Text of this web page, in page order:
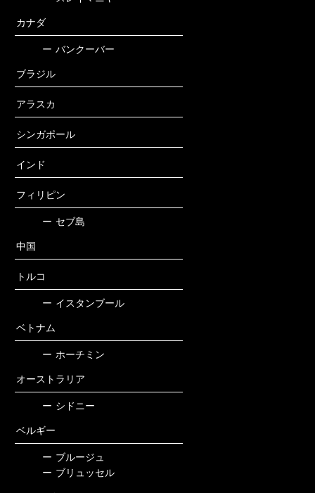
カナダ
ー バンクーバー
ブラジル
アラスカ
シンガポール
インド
フィリピン
ー セブ島
中国
トルコ
ー イスタンブール
ベトナム
ー ホーチミン
オーストラリア
ー シドニー
ベルギー
ー ブルージュ
ー ブリュッセル